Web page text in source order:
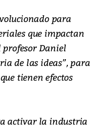
para
que impactan
profesor Daniel
de las ideas”, para
tienen efectos
activar la industria